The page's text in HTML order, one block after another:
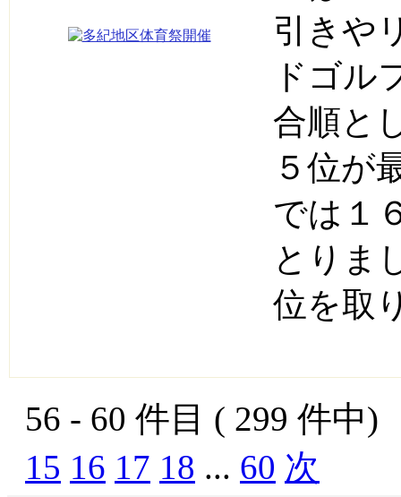
引きや
ドゴル
合順と
５位が
では１
とりま
位を取
56 - 60 件目 ( 299 件中
15 16 17 18 ... 60 次